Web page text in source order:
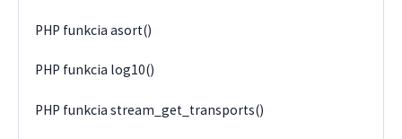
PHP funkcia asort()
PHP funkcia log10()
PHP funkcia stream_get_transports()